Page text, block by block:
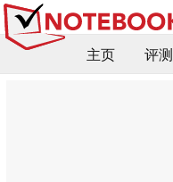
主页 评测